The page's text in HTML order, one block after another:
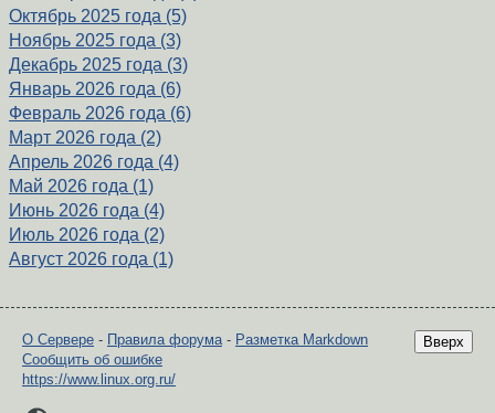
Октябрь 2025 года (5)
Ноябрь 2025 года (3)
Декабрь 2025 года (3)
Январь 2026 года (6)
Февраль 2026 года (6)
Март 2026 года (2)
Апрель 2026 года (4)
Май 2026 года (1)
Июнь 2026 года (4)
Июль 2026 года (2)
Август 2026 года (1)
Вверх
О Сервере - Правила форума - Разметка Markdown
Сообщить об ошибке
https://www.linux.org.ru/